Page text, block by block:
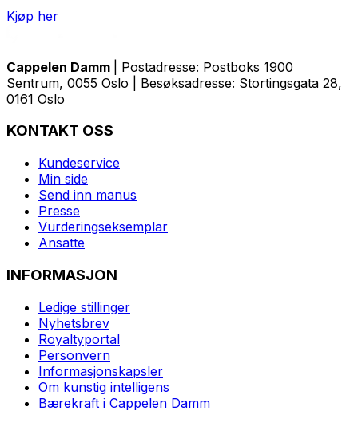
Kjøp her
Cappelen Damm
| Postadresse: Postboks 1900
Sentrum, 0055 Oslo | Besøksadresse: Stortingsgata 28,
0161 Oslo
KONTAKT OSS
Kundeservice
Min side
Send inn manus
Presse
Vurderingseksemplar
Ansatte
INFORMASJON
Ledige stillinger
Nyhetsbrev
Royaltyportal
Personvern
Informasjonskapsler
Om kunstig intelligens
Bærekraft i Cappelen Damm